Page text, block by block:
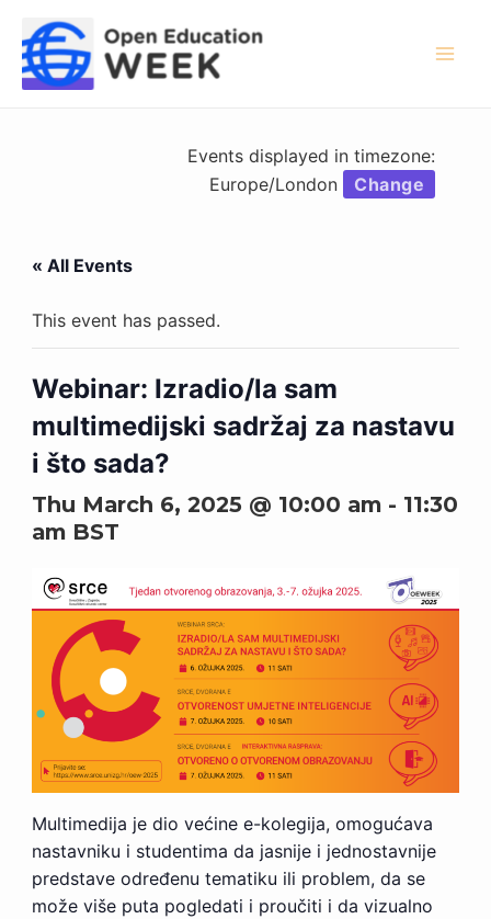
content
Events displayed in timezone:
Europe/London
Change
« All Events
This event has passed.
Webinar: Izradio/la sam
multimedijski sadržaj za nastavu
i što sada?
Thu March 6, 2025 @ 10:00 am- 11:30
amBST
Multimedija je dio većine e-kolegija, omogućava
nastavniku i studentima da jasnije i jednostavnije
predstave određenu tematiku ili problem, da se
može više puta pogledati i proučiti i da vizualno